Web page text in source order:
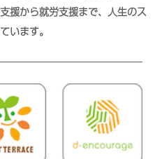
援から就労支援まで、人生のス
います。